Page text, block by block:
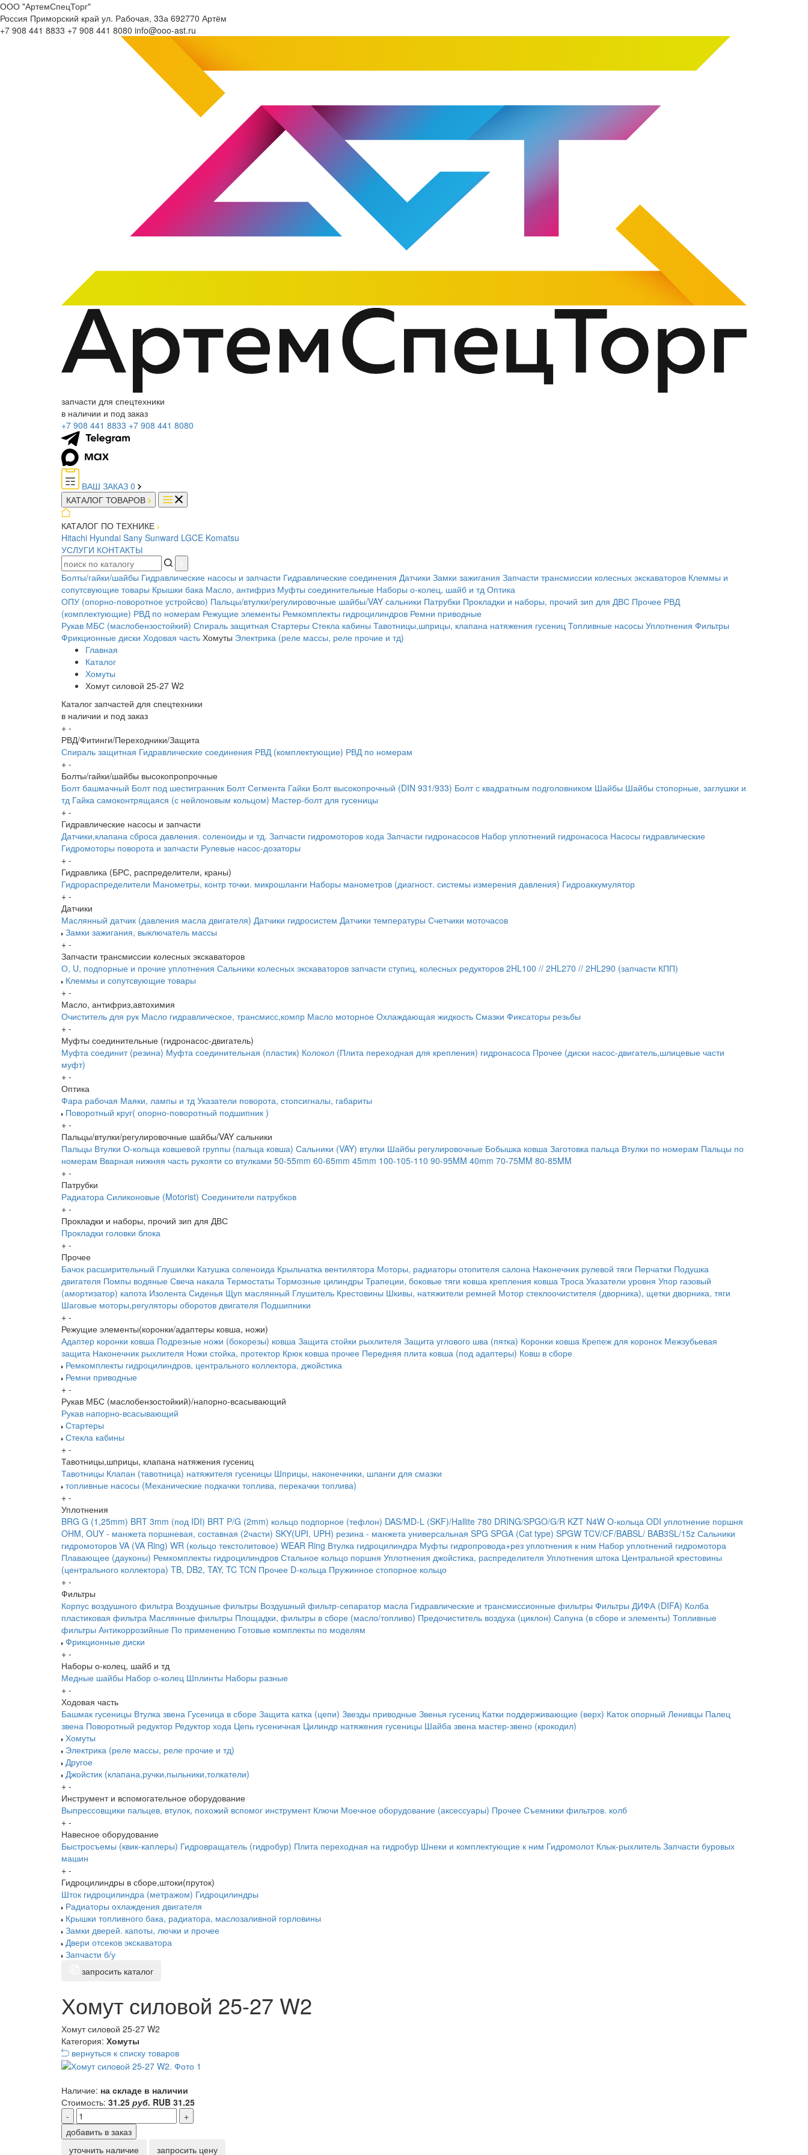
ООО "АртемСпецТорг"
Россия Приморский край ул. Рабочая, 33а 692770 Артём
+7 908 441 8833 +7 908 441 8080 info@ooo-ast.ru
запчасти для спецтехники
в наличии и под заказ
+7 908 441 8833 +7 908 441 8080
ВАШ ЗАКАЗ 0
КАТАЛОГ ТОВАРОВ
КАТАЛОГ ПО ТЕХНИКЕ
Hitachi Hyundai Sany Sunward LGCE Komatsu
УСЛУГИ КОНТАКТЫ
Болты/гайки/шайбы Гидравлические насосы и запчасти Гидравлические соединения Датчики Замки зажигания Запчасти трансмиссии колесных экскаваторов Клеммы и
сопутсвующие товары Крышки бака Масло, антифриз Муфты соединительные Наборы о-колец, шайб и тд Оптика
ОПУ (опорно-поворотное устройсво) Пальцы/втулки/регулировочные шайбы/VAY сальники Патрубки Прокладки и наборы, прочий зип для ДВС Прочее РВД
(комплектующие) РВД по номерам Режущие элементы Ремкомплекты гидроцилиндров Ремни приводные
Рукав МБС (маслобензостойкий) Спираль защитная Стартеры Стекла кабины Тавотницы,шприцы, клапана натяжения гусениц Топливные насосы Уплотнения Фильтры
Фрикционные диски Ходовая часть Хомуты Электрика (реле массы, реле прочие и тд)
Главная
Каталог
Хомуты
Хомут силовой 25-27 W2
Каталог запчастей для спецтехники
в наличии и под заказ
+ -
РВД/Фитинги/Переходники/Защита
Спираль защитная Гидравлические соединения РВД (комплектующие) РВД по номерам
+ -
Болты/гайки/шайбы высокопропрочные
Болт башмачный Болт под шестигранник Болт Сегмента Гайки Болт высокопрочный (DIN 931/933) Болт с квадратным подголовником Шайбы Шайбы стопорные, заглушки и
тд Гайка самоконтрящаяся (с нейлоновым кольцом) Мастер-болт для гусеницы
+ -
Гидравлические насосы и запчасти
Датчики,клапана сброса давления. соленоиды и тд. Запчасти гидромоторов хода Запчасти гидронасосов Набор уплотнений гидронасоса Насосы гидравлические
Гидромоторы поворота и запчасти Рулевые насос-дозаторы
+ -
Гидравлика (БРС, распределители, краны)
Гидрораспределители Манометры, контр точки. микрошланги Наборы манометров (диагност. системы измерения давления) Гидроаккумулятор
+ -
Датчики
Маслянный датчик (давления масла двигателя) Датчики гидросистем Датчики температуры Счетчики моточасов
Замки зажигания, выключатель массы
+ -
Запчасти трансмиссии колесных экскаваторов
О, U, подпорные и прочие уплотнения Сальники колесных экскаваторов запчасти ступиц, колесных редукторов 2HL100 // 2HL270 // 2HL290 (запчасти КПП)
Клеммы и сопутсвующие товары
+ -
Масло, антифриз,автохимия
Очиститель для рук Масло гидравлическое, трансмисс,компр Масло моторное Охлаждающая жидкость Смазки Фиксаторы резьбы
+ -
Муфты соединительные (гидронасос-двигатель)
Муфта соединит (резина) Муфта соединительная (пластик) Колокол (Плита переходная для крепления) гидронасоса Прочее (диски насос-двигатель,шлицевые части
муфт)
+ -
Оптика
Фара рабочая Маяки, лампы и тд Указатели поворота, стопсигналы, габариты
Поворотный круг( опорно-поворотный подшипник )
+ -
Пальцы/втулки/регулировочные шайбы/VAY сальники
Пальцы Втулки О-кольца ковшевой группы (пальца ковша) Сальники (VAY) втулки Шайбы регулировочные Бобышка ковша Заготовка пальца Втулки по номерам Пальцы по
номерам Вварная нижняя часть рукояти со втулками 50-55mm 60-65mm 45mm 100-105-110 90-95MM 40mm 70-75MM 80-85MM
+ -
Патрубки
Радиатора Силиконовые (Motorist) Соединители патрубков
+ -
Прокладки и наборы, прочий зип для ДВС
Прокладки головки блока
+ -
Прочее
Бачок расширительный Глушилки Катушка соленоида Крыльчатка вентилятора Моторы, радиаторы отопителя салона Наконечник рулевой тяги Перчатки Подушка
двигателя Помпы водяные Свеча накала Термостаты Тормозные цилиндры Трапеции, боковые тяги ковша крепления ковша Троса Указатели уровня Упор газовый
(амортизатор) капота Изолента Сиденья Щуп маслянный Глушитель Крестовины Шкивы, натяжители ремней Мотор стеклоочистителя (дворника), щетки дворника, тяги
Шаговые моторы,регуляторы оборотов двигателя Подшипники
+ -
Режущие элементы(коронки/адаптеры ковша, ножи)
Адаптер коронки ковша Подрезные ножи (бокорезы) ковша Защита стойки рыхлителя Защита углового шва (пятка) Коронки ковша Крепеж для коронок Межзубьевая
защита Наконечник рыхлителя Ножи стойка, протектор Крюк ковша прочее Передняя плита ковша (под адаптеры) Ковш в сборе
Ремкомплекты гидроцилиндров, центрального коллектора, джойстика
Ремни приводные
+ -
Рукав МБС (маслобензостойкий)/напорно-всасывающий
Рукав напорно-всасывающий
Стартеры
Стекла кабины
+ -
Тавотницы,шприцы, клапана натяжения гусениц
Тавотницы Клапан (тавотница) натяжителя гусеницы Шприцы, наконечники, шланги для смазки
топливные насосы (Механические подкачки топлива, перекачки топлива)
+ -
Уплотнения
BRG G (1,25mm) BRT 3mm (под IDI) BRT P/G (2mm) кольцо подпорное (тефлон) DAS/MD-L (SKF)/Hallite 780 DRING/SPGO/G/R KZT N4W O-кольца ODI уплотнение поршня
OHM, OUY - манжета поршневая, составная (2части) SKY(UPI, UPH) резина - манжета универсальная SPG SPGA (Cat type) SPGW TCV/CF/BABSL/ BAB3SL/15z Сальники
гидромоторов VA (VA Ring) WR (кольцо текстолитовое) WEAR Ring Втулка гидроцилиндра Муфты гидропровода+рез уплотнения к ним Набор уплотнений гидромотора
Плавающее (дауконы) Ремкомплекты гидроцилиндров Стальное кольцо поршня Уплотнения джойстика, распределителя Уплотнения штока Центральной крестовины
(центрального коллектора) TB, DB2, TAY, TC TCN Прочее D-кольца Пружинное стопорное кольцо
+ -
Фильтры
Корпус воздушного фильтра Воздушные фильтры Воздушный фильтр-сепаратор масла Гидравлические и трансмиссионные фильтры Фильтры ДИФА (DIFA) Колба
пластиковая фильтра Маслянные фильтры Площадки, фильтры в сборе (масло/топливо) Предочиститель воздуха (циклон) Сапуна (в сборе и элементы) Топливные
фильтры Антикоррозийные По применению Готовые комплекты по моделям
Фрикционные диски
+ -
Наборы о-колец, шайб и тд
Медные шайбы Набор о-колец Шплинты Наборы разные
+ -
Ходовая часть
Башмак гусеницы Втулка звена Гусеница в сборе Защита катка (цепи) Звезды приводные Звенья гусениц Катки поддерживающие (верх) Каток опорный Ленивцы Палец
звена Поворотный редуктор Редуктор хода Цепь гусеничная Цилиндр натяжения гусеницы Шайба звена мастер-звено (крокодил)
Хомуты
Электрика (реле массы, реле прочие и тд)
Другое
Джойстик (клапана,ручки,пыльники,толкатели)
+ -
Инструмент и вспомогательное оборудование
Выпрессовщики пальцев, втулок, похожий вспомог инструмент Ключи Моечное оборудование (аксессуары) Прочее Съемники фильтров. колб
+ -
Навесное оборудование
Быстросъемы (квик-каплеры) Гидровращатель (гидробур) Плита переходная на гидробур Шнеки и комплектующие к ним Гидромолот Клык-рыхлитель Запчасти буровых
машин
+ -
Гидроцилиндры в сборе,штоки(пруток)
Шток гидроцилиндра (метражом) Гидроцилиндры
Радиаторы охлаждения двигателя
Крышки топливного бака, радиатора, маслозаливной горловины
Замки дверей. капоты, лючки и прочее
Двери отсеков экскаватора
Запчасти б/у
запросить каталог
Хомут силовой 25-27 W2
Хомут силовой 25-27 W2
Категория: Хомуты
вернуться к списку товаров
Наличие: на складе в наличии
Стоимость: 31.25 руб. RUB 31.25
-
+
добавить в заказ
уточнить наличие
запросить цену